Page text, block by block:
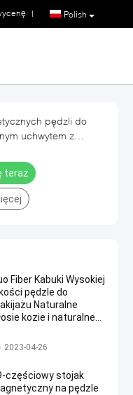
Polish
|
pędzli do
uchwytem z
teraz
Fiber Kabuki Wysokiej
pędzle do
Naturalne
kozie i naturalne
jakości pędzle do m
2023-04-26
częściowy stojak
na pędzle